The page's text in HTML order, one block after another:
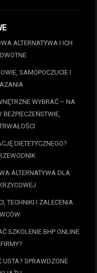
ALTERNATYWA I ICH
SAMOPOCZUCIE I
WYBRAĆ – NA
BEZPIECZEŃSTWIE,
DIETETYCZNEGO?
ALTERNATYWA DLA
TECHNIKI I ZALECENIA
SZKOLENIE BHP ONLINE
USTA? SPRAWDZONE